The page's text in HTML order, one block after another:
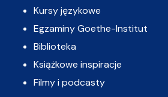
Kursy językowe
Egzaminy Goethe-Institut
Biblioteka
Książkowe inspiracje
Filmy i podcasty